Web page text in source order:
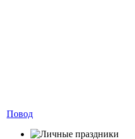
Повод